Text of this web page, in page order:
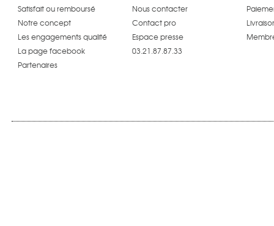
Satisfait ou remboursé
Notre concept
Les engagements qualité
La page facebook
Partenaires
Nous contacter
Contact pro
Espace presse
03.21.87.87.33